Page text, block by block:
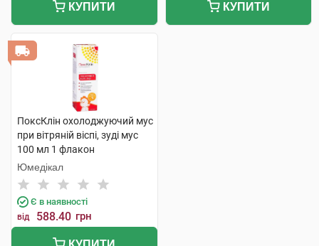
КУПИТИ КУПИТИ
ПоксКлін охолоджуючий мус
при вітряній віспі, зуді мус
100 мл 1 флакон
Юмедікал
Є в наявності
від 588.40 грн